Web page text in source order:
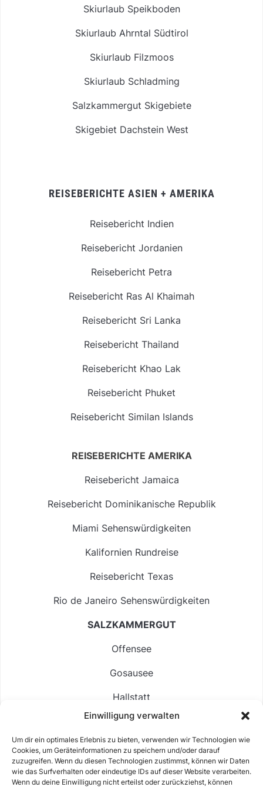
Einwilligung verwalten
Um dir ein optimales Erlebnis zu bieten, verwenden wir Technologien wie
Cookies, um Geräteinformationen zu speichern und/oder darauf
zuzugreifen. Wenn du diesen Technologien zustimmst, können wir Daten
wie das Surfverhalten oder eindeutige IDs auf dieser Website verarbeiten.
Wenn du deine Einwilligung nicht erteilst oder zurückziehst, können
Skiurlaub Speikboden
Skiurlaub Ahrntal Südtirol
Skiurlaub Filzmoos
Skiurlaub Schladming
Salzkammergut Skigebiete
Skigebiet Dachstein West
REISEBERICHTE ASIEN + AMERIKA
Reisebericht Indien
Reisebericht Jordanien
Reisebericht Petra
Reisebericht Ras Al Khaimah
Reisebericht Sri Lanka
Reisebericht Thailand
Reisebericht Khao Lak
Reisebericht Phuket
Reisebericht Similan Islands
REISEBERICHTE AMERIKA
Reisebericht Jamaica
Reisebericht Dominikanische Republik
Miami Sehenswürdigkeiten
Kalifornien Rundreise
Reisebericht Texas
Rio de Janeiro Sehenswürdigkeiten
SALZKAMMERGUT
Offensee
Gosausee
Hallstatt
Langbathsee
Altausseer See
Hintersee